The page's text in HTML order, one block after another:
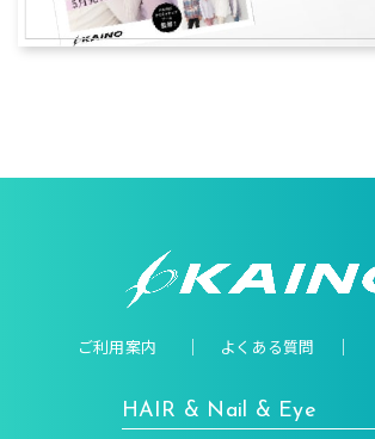
ご利用案内 よくある質問
HAIR & Nail & Eye